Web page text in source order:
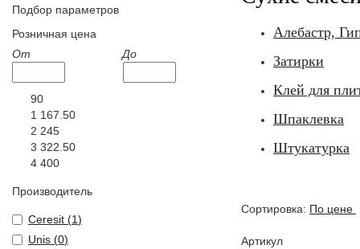
Подбор параметров
Розничная цена
От
До
90
1 167.50
2 245
3 322.50
4 400
Производитель
Ceresit (1)
Unis (0)
Алебастр,
Затирки
Клей для
Шпаклевка
Штукатурка
Сортировка: По цене
Артикул